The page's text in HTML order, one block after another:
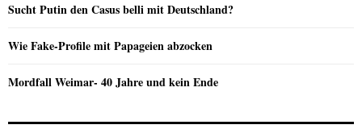
Sucht Putin den Casus belli mit Deutschland?
Wie Fake-Profile mit Papageien abzocken
Mordfall Weimar- 40 Jahre und kein Ende